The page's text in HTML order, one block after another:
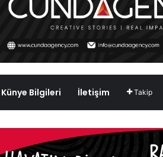
Künye Bilgileri İletişim Takip